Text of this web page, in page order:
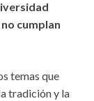
cumplan
temas que
tradición y la